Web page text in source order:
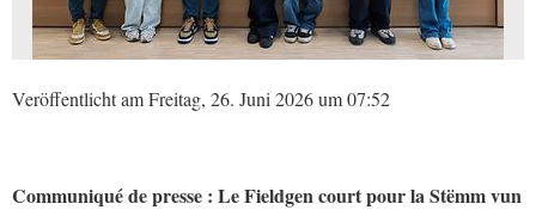
Veröffentlicht am Freitag, 26. Juni 2026 um 07:52
Communiqué de presse : Le Fieldgen court pour la Stëmm vun